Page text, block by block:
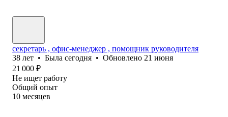
секретарь , офис-менеджер , помощник руководителя
38 лет • Была сегодня • Обновлено 21 июня
21 000 ₽
Не ищет работу
Общий опыт
10 месяцев